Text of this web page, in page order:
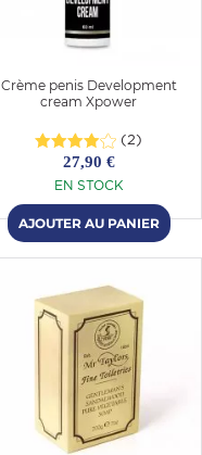
Crème penis Development
cream Xpower
(2)
27,90 €
EN STOCK